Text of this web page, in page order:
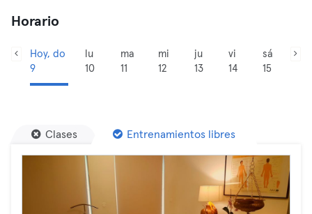
Horario
Hoy, do
9
lu
10
ma
11
mi
12
ju
13
vi
14
sá
15
Clases Entrenamientos libres